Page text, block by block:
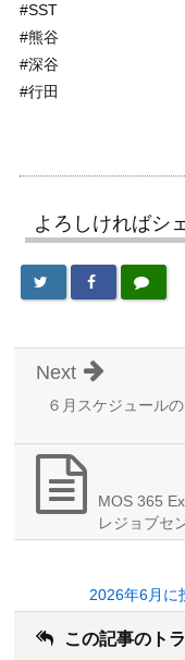
#SST
#熊谷
#深谷
#行田
よろしければシ
６月スケジュール
Next
MOS 365
レジョブセ
2026年6月に
この記事のト